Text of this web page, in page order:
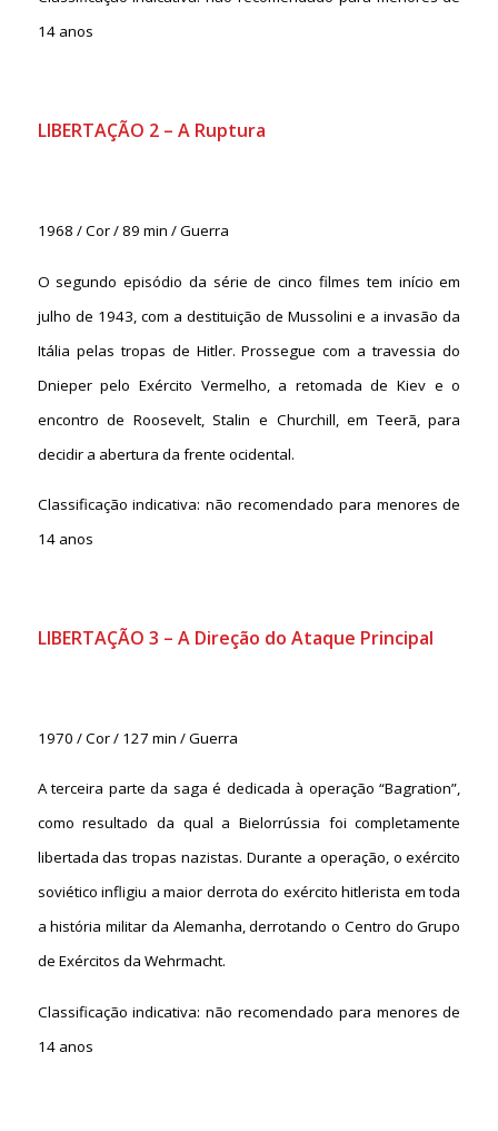
14 anos
LIBERTAÇÃO 2 – A Ruptura
1968 / Cor / 89 min / Guerra
O segundo episódio da série de cinco filmes tem início em
julho de 1943, com a destituição de Mussolini e a invasão da
Itália pelas tropas de Hitler. Prossegue com a travessia do
Dnieper pelo Exército Vermelho, a retomada de Kiev e o
encontro de Roosevelt, Stalin e Churchill, em Teerã, para
decidir a abertura da frente ocidental.
Classificação indicativa: não recomendado para menores de
14 anos
LIBERTAÇÃO 3 – A Direção do Ataque Principal
1970 / Cor / 127 min / Guerra
A terceira parte da saga é dedicada à operação “Bagration”,
como resultado da qual a Bielorrússia foi completamente
libertada das tropas nazistas. Durante a operação, o exército
soviético infligiu a maior derrota do exército hitlerista em toda
a história militar da Alemanha, derrotando o Centro do Grupo
de Exércitos da Wehrmacht.
Classificação indicativa: não recomendado para menores de
14 anos